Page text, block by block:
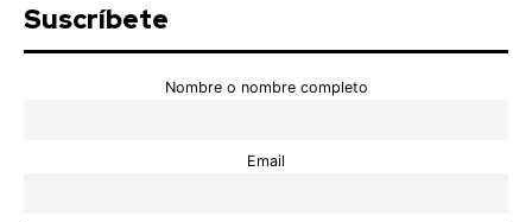
Suscríbete
Nombre o nombre completo
Email